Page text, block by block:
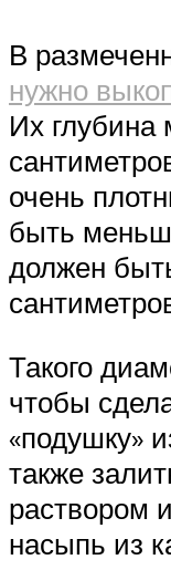
В
нужно
Их
очень
быть
должен
Такого
чтобы
«подушку»
также
раствором
насыпь из